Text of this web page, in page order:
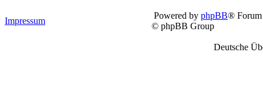
Impressum
Powered by phpBB® Forum
© phpBB Group
Deutsche